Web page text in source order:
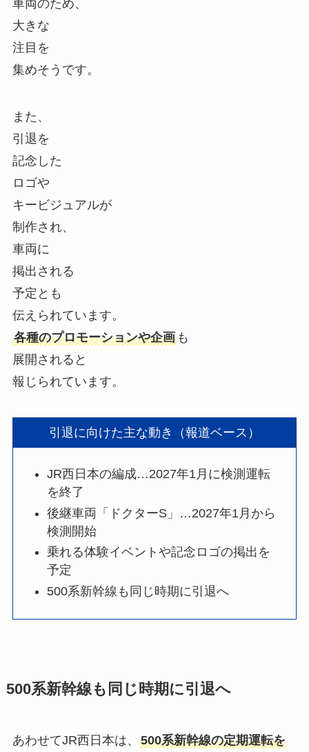
車両のため、
大きな
注目を
集めそうです。
また、
引退を
記念した
ロゴや
キービジュアルが
制作され、
車両に
掲出される
予定とも
伝えられています。
各種のプロモーションや企画も
展開されると
報じられています。
引退に向けた主な動き（報道ベース）
JR西日本の編成…2027年1月に検測運転
を終了
後継車両「ドクターS」…2027年1月から
検測開始
乗れる体験イベントや記念ロゴの掲出を
予定
500系新幹線も同じ時期に引退へ
500系新幹線も同じ時期に引退へ
あわせてJR西日本は、 500系新幹線の定期運転を